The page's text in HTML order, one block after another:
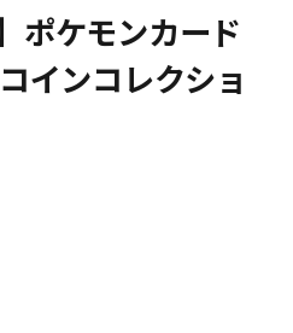
ポケモンカード
インコレクショ